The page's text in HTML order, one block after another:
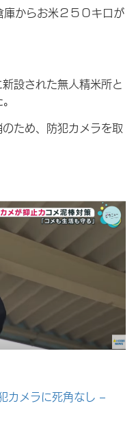
からお米２５０キロが
設された無人精米所と
ため、防犯カメラを取
カメラに死角なし –